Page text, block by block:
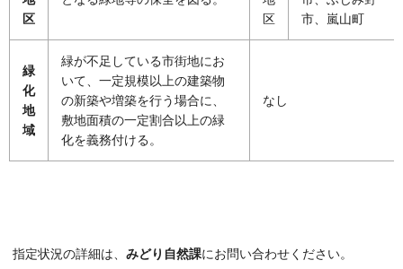
区
区
市、嵐山町
緑
化
地
域
緑が不足している市街地にお
いて、一定規模以上の建築物
の新築や増築を行う場合に、
敷地面積の一定割合以上の緑
化を義務付ける。
なし
指定状況の詳細は、 みどり自然課にお問い合わせください。